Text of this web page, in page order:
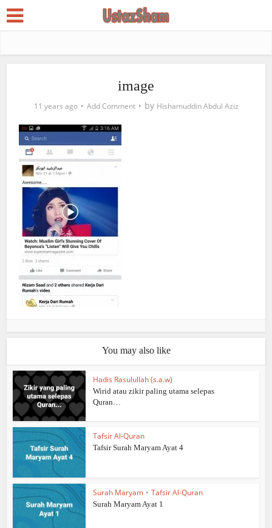
image
11 years ago Add Comment by Hishamuddin Abdul Aziz
You may also like
Hadis Rasulullah (s.a.w)
Wirid atau zikir paling utama selepas
Quran…
Tafsir Al-Quran
Tafsir Surah Maryam Ayat 4
Surah Maryam • Tafsir Al-Quran
Surah Maryam Ayat 1